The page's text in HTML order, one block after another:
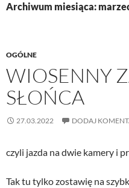
Archiwum miesiąca:
OGÓLNE
WIOSENNY
SŁOŃCA
27.03.2022 DODAJ
czyli jazda na dwie kamery i
Tak tu tylko zostawię na